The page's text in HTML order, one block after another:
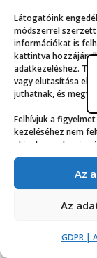
Látogatóink
módszerrel
információkat is
kattintva
adatkezeléshez.
vagy elutasítása
juthatnak, és
Felhívjuk a
kezeléséhez nem
akinek azonban
ellen. A beállítások
webhelyre
ADATVÉDELMI ÉS
megváltoztathatók
Az
Az
GDPR |
© ppz.hu